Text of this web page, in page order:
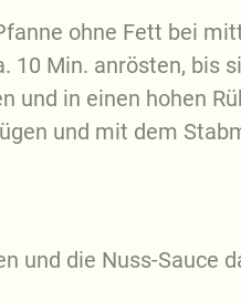
ohne Fett bei
10 Min. anrösten, bis
und in einen hohen
und mit dem
und die Nuss-Sauce